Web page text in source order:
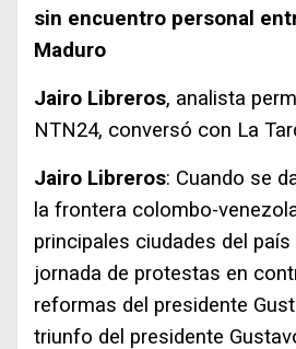
sin encuentro personal
Maduro
Jairo Libreros, analista
NTN24, conversó con La
Jairo Libreros: Cuando se
la frontera colombo-
principales ciudades del
jornada de protestas en
reformas del presidente
triunfo del presidente